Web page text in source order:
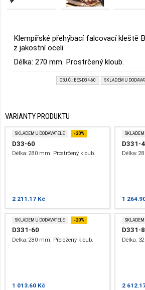
Klempířské přehýbací falcovací kleště
z jakostní oceli.
Délka: 270 mm. Prostrčený kloub.
OBJ.Č.: BES-D34-60 SKLADEM U
VARIANTY PRODUKTU
SKLADEM U DODAVATELE -20%
D33-60
Délka: 280 mm. Prostrčený kloub.
2 211.17 Kč
SKLADEM
D331-
Délka:
1
SKLADEM U DODAVATELE -20%
D331-60
Délka: 280 mm. Přeložený kloub.
1 013.60 Kč
SKLADEM
D331-
Délka:
2